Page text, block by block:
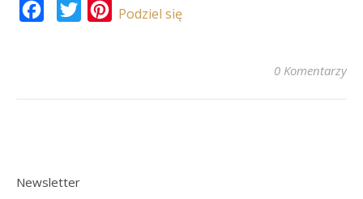
FacebookTwitterPinterest
Podziel się
0 Komentarzy
Newsletter